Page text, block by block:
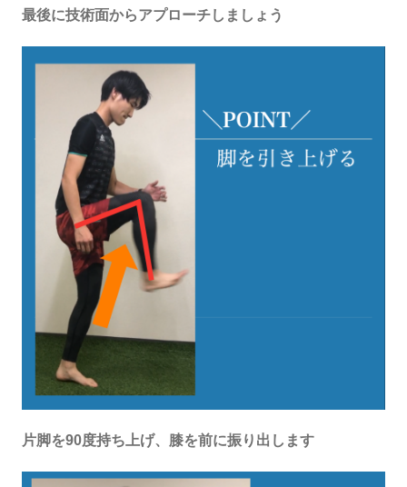
最後に技術面からアプローチしましょう
片脚を90度持ち上げ、膝を前に振り出します